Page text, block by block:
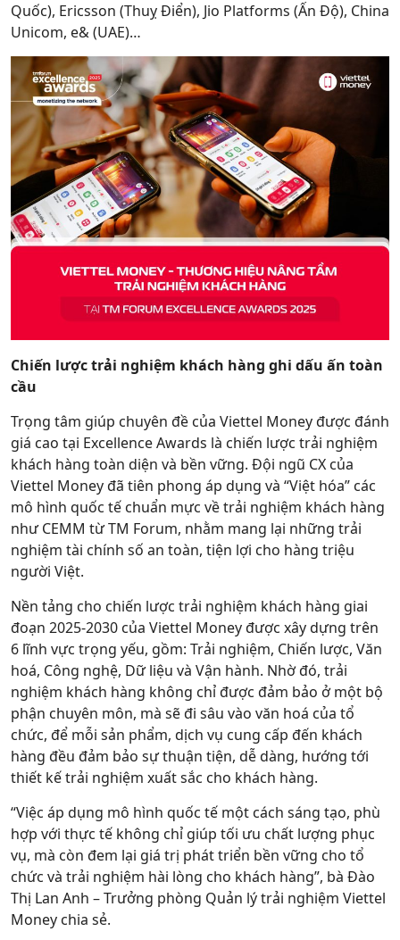
Quốc), Ericsson (Thuỵ Điển), Jio Platforms (Ấn Độ), China
Unicom, e& (UAE)…
Chiến lược trải nghiệm khách hàng ghi dấu ấn toàn
cầu
Trọng tâm giúp chuyên đề của Viettel Money được đánh
giá cao tại Excellence Awards là chiến lược trải nghiệm
khách hàng toàn diện và bền vững. Đội ngũ CX của
Viettel Money đã tiên phong áp dụng và “Việt hóa” các
mô hình quốc tế chuẩn mực về trải nghiệm khách hàng
như CEMM từ TM Forum, nhằm mang lại những trải
nghiệm tài chính số an toàn, tiện lợi cho hàng triệu
người Việt.
Nền tảng cho chiến lược trải nghiệm khách hàng giai
đoạn 2025-2030 của Viettel Money được xây dựng trên
6 lĩnh vực trọng yếu, gồm: Trải nghiệm, Chiến lược, Văn
hoá, Công nghệ, Dữ liệu và Vận hành. Nhờ đó, trải
nghiệm khách hàng không chỉ được đảm bảo ở một bộ
phận chuyên môn, mà sẽ đi sâu vào văn hoá của tổ
chức, để mỗi sản phẩm, dịch vụ cung cấp đến khách
hàng đều đảm bảo sự thuận tiện, dễ dàng, hướng tới
thiết kế trải nghiệm xuất sắc cho khách hàng.
“Việc áp dụng mô hình quốc tế một cách sáng tạo, phù
hợp với thực tế không chỉ giúp tối ưu chất lượng phục
vụ, mà còn đem lại giá trị phát triển bền vững cho tổ
chức và trải nghiệm hài lòng cho khách hàng”, bà Đào
Thị Lan Anh – Trưởng phòng Quản lý trải nghiệm Viettel
Money chia sẻ.